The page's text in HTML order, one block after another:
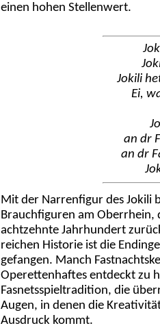
einen hohen Stellenwert.
Jokili
Ei,
an dr
an dr
Mit der Narrenfigur des Jokili
Brauchfiguren am Oberrhein,
achtzehnte Jahrhundert
reichen Historie ist die
gefangen. Manch
Operettenhaftes entdeckt zu
Fasnetsspieltradition, die
Augen, in denen die
Ausdruck kommt.